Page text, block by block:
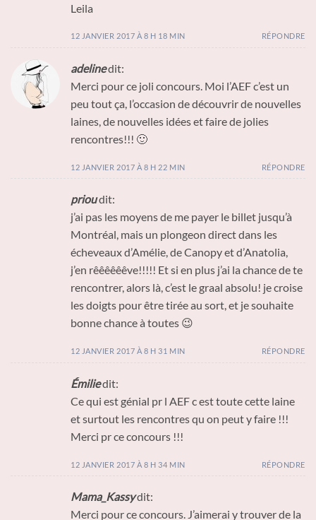
Leila
12 JANVIER 2017 À 8 H 18 MIN RÉPONDRE
adelinedit:
Merci pour ce joli concours. Moi l’AEF c’est un
peu tout ça, l’occasion de découvrir de nouvelles
laines, de nouvelles idées et faire de jolies
rencontres!!! 🙂
12 JANVIER 2017 À 8 H 22 MIN RÉPONDRE
prioudit:
j’ai pas les moyens de me payer le billet jusqu’à
Montréal, mais un plongeon direct dans les
écheveaux d’Amélie, de Canopy et d’Anatolia,
j’en rêêêêêêve!!!!! Et si en plus j’ai la chance de te
rencontrer, alors là, c’est le graal absolu! je croise
les doigts pour être tirée au sort, et je souhaite
bonne chance à toutes 😉
12 JANVIER 2017 À 8 H 31 MIN RÉPONDRE
Émiliedit:
Ce qui est génial pr l AEF c est toute cette laine
et surtout les rencontres qu on peut y faire !!!
Merci pr ce concours !!!
12 JANVIER 2017 À 8 H 34 MIN RÉPONDRE
Mama_Kassydit:
Merci pour ce concours. J’aimerai y trouver de la